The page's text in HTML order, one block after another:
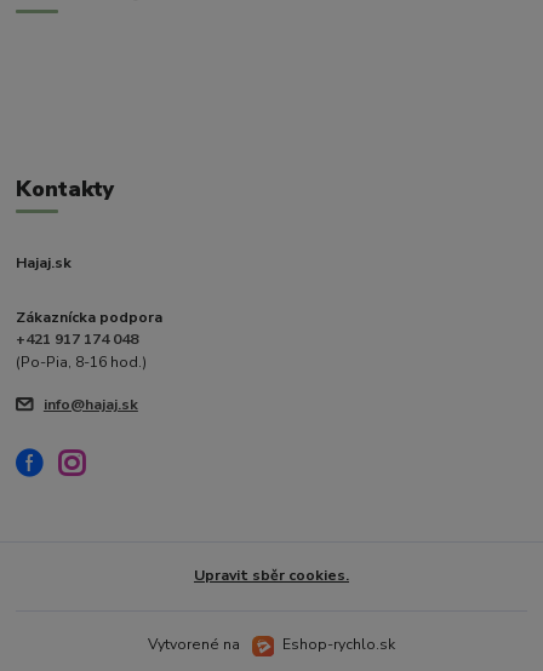
Kontakty
Hajaj.sk
Zákaznícka podpora
+421 917 174 048
(Po-Pia, 8-16 hod.)
info@hajaj.sk
Upravit sběr cookies.
Vytvorené na Eshop-rychlo.sk